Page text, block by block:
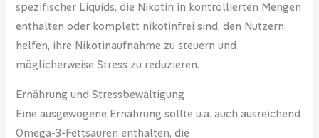
spezifischer Liquids, die Nikotin in kontrollierten Mengen
enthalten oder komplett nikotinfrei sind, den Nutzern
helfen, ihre Nikotinaufnahme zu steuern und
möglicherweise Stress zu reduzieren.
Ernährung und Stressbewältigung
Eine ausgewogene Ernährung sollte u.a. auch ausreichend
Omega-3-Fettsäuren enthalten, die